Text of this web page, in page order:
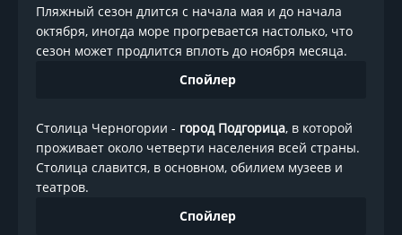
Пляжный сезон длится с начала мая и до начала
октября, иногда море прогревается настолько, что
сезон может продлится вплоть до ноября месяца.
Спойлер
Столица Черногории - город Подгорица, в которой
проживает около четверти населения всей страны.
Столица славится, в основном, обилием музеев и
театров.
Спойлер